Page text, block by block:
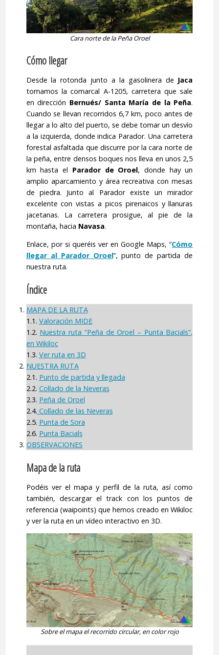
Cara norte de la Peña Oroel
Cómo llegar
Desde la rotonda junto a la gasolinera de Jaca
tomamos la comarcal A-1205, carretera que sale
en dirección Bernués/ Santa María de la Peña.
Cuando se llevan recorridos 6,7 km, poco antes de
llegar a lo alto del puerto, se debe tomar un desvío
a la izquierda, donde indica Parador. Una carretera
forestal asfaltada que discurre por la cara norte de
la peña, entre densos boques nos lleva en unos 2,5
km hasta el Parador de Oroel, donde hay un
amplio aparcamiento y área recreativa con mesas
de piedra. Junto al Parador existe un mirador
excelente con vistas a picos pirenaicos y llanuras
jacetanas. La carretera prosigue, al pie de la
montaña, hacia Navasa.
Enlace, por si queréis ver en Google Maps, “Cómo
llegar al Parador Oroel”, punto de partida de
nuestra ruta.
Índice
MAPA DE LA RUTA
1.1. Valoración MIDE
1.2. Nuestra ruta “Peña de Oroel – Punta Bacials”,
en Wikiloc
1.3. Ver ruta en 3D
NUESTRA RUTA
2.1. Punto de partida y llegada
2.2. Collado de la Neveras
2.3. Peña de Oroel
2.4. Collado de las Neveras
2.5. Punta de Sora
2.6. Punta Bacials
OBSERVACIONES
Mapa de la ruta
Podéis ver el mapa y perfil de la ruta, así como
también, descargar el track con los puntos de
referencia (waipoints) que hemos creado en Wikiloc
y ver la ruta en un vídeo interactivo en 3D.
Sobre el mapa el recorrido circular, en color rojo